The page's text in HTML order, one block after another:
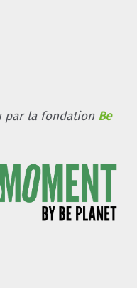
par la fondation Be